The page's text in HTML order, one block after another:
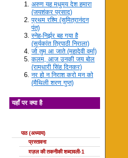
अरुण यह मधुमय देश हमारा
(जयशंकर प्रसाद)
प्रथम रश्मि (सुमित्रानंदन
पंत)
स्नेह-निर्झर बह गया है
(सूर्यकांत त्रिपाठी निराला)
जो तुम आ जाते (महादेवी वर्मा)
कलम, आज उनकी जय बोल
(रामधारी सिंह दिनकर)
नर हो न निराश करो मन को
(मैथिली शरण गुप्त)
यहाँ पर क्या है
पाठ (अध्याय)
प्रस्तावना
ग़ज़ल की तकनीकी शब्दावली-1